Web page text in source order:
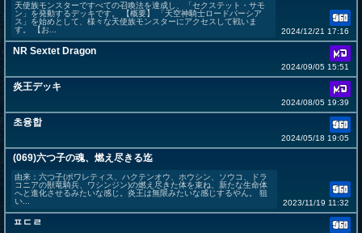
天使族モンスターですべての召喚法を達成し、「セクステット・サモ
ン」を発動するデッキです。 【概要】 「天空神騎士ロードパーシア
ス」を始めとして、様々な天使族モンスターにアクセスして戦いま
す。 【お...
2024/12/21 17:16
NR Sextet Dragon
2024/09/05 15:51
炎王デッキ
2024/08/05 19:39
초융합
2024/05/18 19:05
(069)六つ子の魂、燃え尽きる迄
由来：六つ子(ポワレティス、ハクテンオウ、ホウシン、ソウコ、ドラ
コニアの獣竜騎兵、ワシンジン)の燃え尽きた体を束ね、新たな生命体
へと進化させるみたいな感じ。炎王は無限みたいな感じするやん。 狙
い...
2023/11/19 11:32
ㅍㄷㄹ